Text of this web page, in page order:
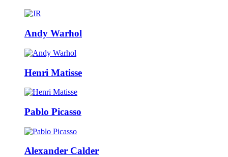
Andy Warhol
Henri Matisse
Pablo Picasso
Alexander Calder